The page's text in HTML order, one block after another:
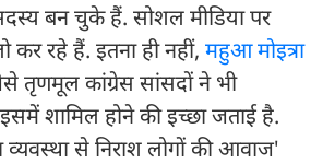
बन चुके हैं. सोशल मीडिया पर
कर रहे हैं. इतना ही नहीं, महुआ मोइत्रा
तृणमूल कांग्रेस सांसदों ने भी
शामिल होने की इच्छा जताई है.
से निराश लोगों की आवाज'